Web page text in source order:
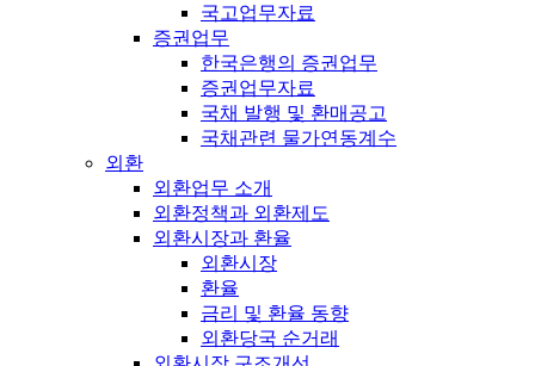
국고업무자료
증권업무
한국은행의 증권업무
증권업무자료
국채 발행 및 환매공고
국채관련 물가연동계수
외환
외환업무 소개
외환정책과 외환제도
외환시장과 환율
외환시장
환율
금리 및 환율 동향
외환당국 순거래